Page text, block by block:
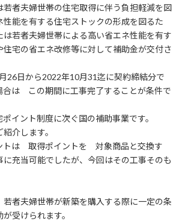
若者夫婦世帯の住宅取得に伴う負担軽減を図
性能を有する住宅ストックの形成を図るた
は若者夫婦世帯による高い省エネ性能を有す
住宅の省エネ改修等に対して補助金が交付さ
日から2022年10月31迄に契約締結分で
合は この期間に工事完了することが条件で
イント制度に次ぐ国の補助事業です。
介します。
トは 取得ポイントを 対象商品と交換す
充当可能でしたが、今回はその工事そのも
若者夫婦世帯が新築を購入する際に一定の条
受けられます。